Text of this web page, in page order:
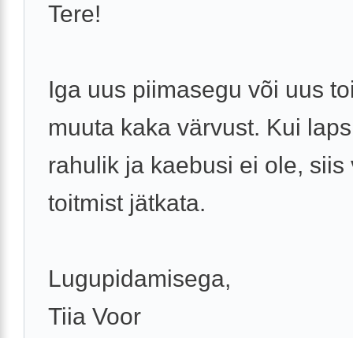
Tere!
Iga uus piimasegu või uus
muuta kaka värvust. Kui
rahulik ja kaebusi ei ole, siis
toitmist jätkata.
Lugupidamisega,
Tiia Voor